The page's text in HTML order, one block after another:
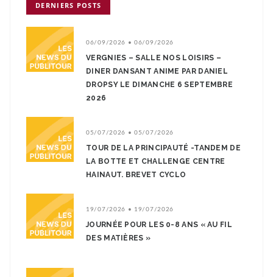
DERNIERS POSTS
06/09/2026 • 06/09/2026
VERGNIES – SALLE NOS LOISIRS –
DINER DANSANT ANIME PAR DANIEL
DROPSY LE DIMANCHE 6 SEPTEMBRE
2026
05/07/2026 • 05/07/2026
TOUR DE LA PRINCIPAUTÉ -TANDEM DE
LA BOTTE ET CHALLENGE CENTRE
HAINAUT. BREVET CYCLO
19/07/2026 • 19/07/2026
JOURNÉE POUR LES 0-8 ANS « AU FIL
DES MATIÈRES »